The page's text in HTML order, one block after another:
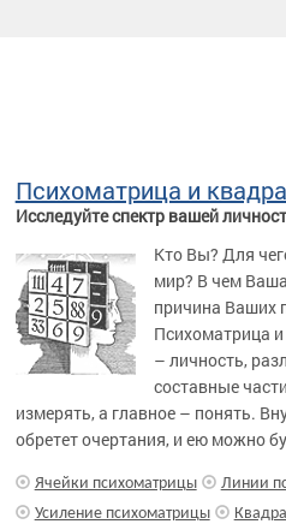
Психоматрица и
Исследуйте спектр вашей
Кто Вы? Для
мир? В чем
причина Ваших
Психоматрица
– личность,
составные
измерять, а главное – понять.
обретет очертания, и ею можно
Ячейки психоматрицы
Линии
Усиление психоматрицы